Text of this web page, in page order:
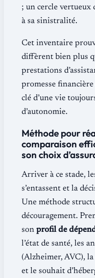
; un cercle
à sa sinistralité.
Cet inventaire
diffèrent bien plus
prestations
promesse
clé d’une vie
d’autonomie.
Méthode pour
comparaison
son choix
Arriver à ce stade,
s’entassent et la
Une méthode
découragement.
son profil de
l’état de santé, les
(Alzheimer, AVC),
et le souhait